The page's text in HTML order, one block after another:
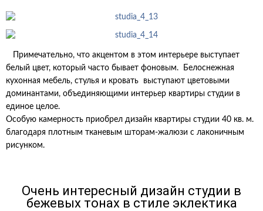
Примечательно, что акцентом в этом интерьере выступает
белый цвет, который часто бывает фоновым. Белоснежная
кухонная мебель, стулья и кровать выступают цветовыми
доминантами, объединяющими интерьер квартиры студии в
единое целое.
Особую камерность приобрел дизайн квартиры студии 40 кв. м.
благодаря плотным тканевым шторам-жалюзи с лаконичным
рисунком.
Очень интересный дизайн студии в
бежевых тонах в стиле эклектика